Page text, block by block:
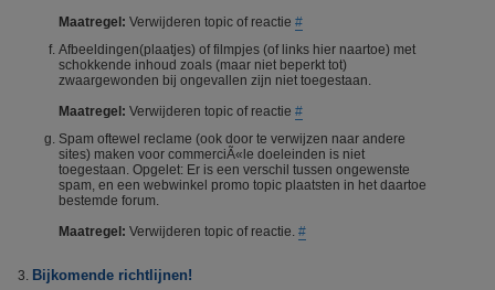
Maatregel: Verwijderen topic of reactie #
Afbeeldingen(plaatjes) of filmpjes (of links hier naartoe) met
schokkende inhoud zoals (maar niet beperkt tot)
zwaargewonden bij ongevallen zijn niet toegestaan.
Maatregel: Verwijderen topic of reactie #
Spam oftewel reclame (ook door te verwijzen naar andere
sites) maken voor commerciÃ«le doeleinden is niet
toegestaan. Opgelet: Er is een verschil tussen ongewenste
spam, en een webwinkel promo topic plaatsten in het daartoe
bestemde forum.
Maatregel: Verwijderen topic of reactie. #
Bijkomende richtlijnen!